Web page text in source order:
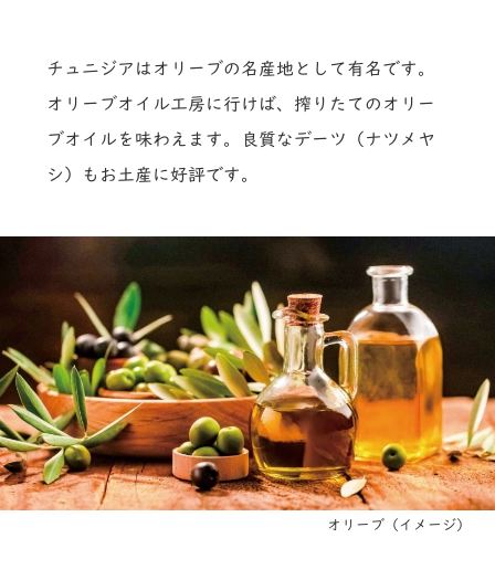
チュニジアはオリーブの名産地として有名です。
オリーブオイル工房に行けば、搾りたてのオリー
ブオイルを味わえます。良質なデーツ（ナツメヤ
シ）もお土産に好評です。
オリーブ（イメージ）